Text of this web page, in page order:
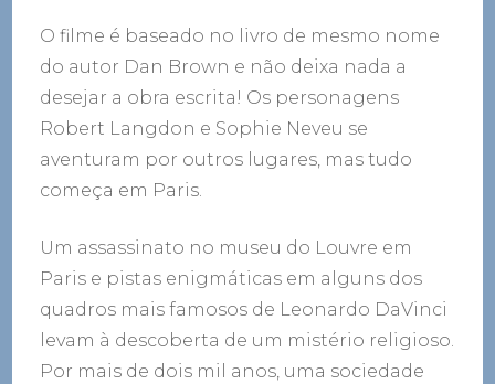
O filme é baseado no livro de mesmo nome
do autor Dan Brown e não deixa nada a
desejar a obra escrita! Os personagens
Robert Langdon e Sophie Neveu se
aventuram por outros lugares, mas tudo
começa em Paris.
Um assassinato no museu do Louvre em
Paris e pistas enigmáticas em alguns dos
quadros mais famosos de Leonardo DaVinci
levam à descoberta de um mistério religioso.
Por mais de dois mil anos, uma sociedade